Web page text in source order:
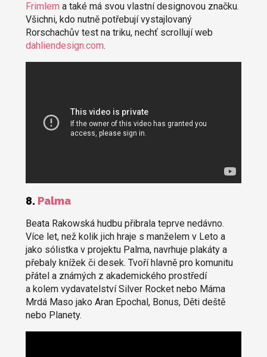
Frimlem a také má svou vlastní designovou značku.
Všichni, kdo nutně potřebují vystajlovaný
Rorschachův test na triku, nechť scrollují web
dahliendesign.com.
8. Palma
Beata Rakowská hudbu přibrala teprve nedávno.
Více let, než kolik jich hraje s manželem v Leto a
jako sólistka v projektu Palma, navrhuje plakáty a
přebaly knížek či desek. Tvoří hlavně pro komunitu
přátel a známých z akademického prostředí
a kolem vydavatelství Silver Rocket nebo Máma
Mrdá Maso jako Aran Epochal, Bonus, Děti deště
nebo Planety.